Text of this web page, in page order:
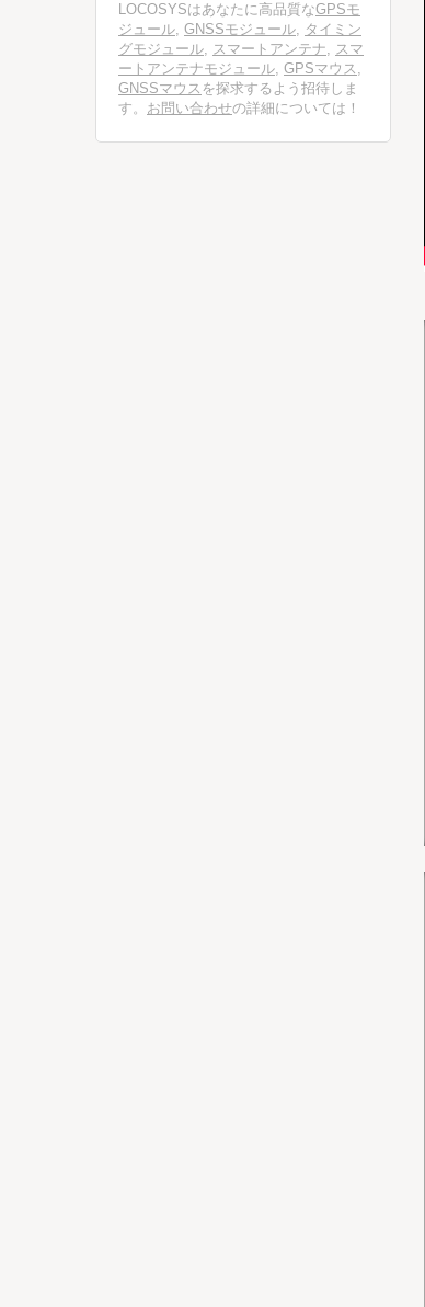
LOCOSYSはあなたに高品質なGPSモ
ジュール, GNSSモジュール, タイミン
グモジュール, スマートアンテナ, スマ
ートアンテナモジュール, GPSマウス ,
GNSSマウス を探求するよう招待しま
す。 お問い合わせの詳細については！